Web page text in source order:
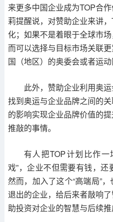
来更多中国企业成为TOP合
莉提醒说，对赞助企业来讲
化；如果不是着眼于全球市
而可以选择与目标市场关联
国（地区）的奥委会或者运动
此外，赞助企业利用奥
找到奥运与企业品牌之间的
的影响实现企业品牌价值的
推敲的事情。
有人把TOP计划比作一
戏”，企业不但需要有钱，还
然而，加入了这个“高端局”
退出的企业，给后来者敲响
助投资对企业的智慧与后续推